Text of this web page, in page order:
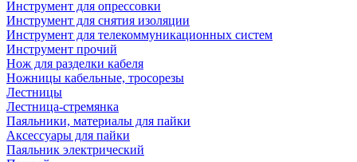
Инструмент для опрессовки
Инструмент для снятия изоляции
Инструмент для телекоммуникационных систем
Инструмент прочий
Нож для разделки кабеля
Ножницы кабельные, тросорезы
Лестницы
Лестница-стремянка
Паяльники, материалы для пайки
Аксессуары для пайки
Паяльник электрический